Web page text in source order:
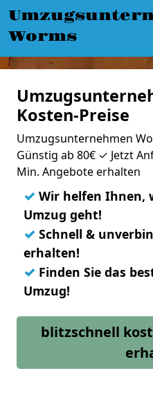
Worms
Kosten-Preise
Umzugsunternehmen
Günstig ab 80€ ✓ Jetzt
Min. Angebote erhalten
✓ Wir helfen Ihnen,
Umzug geht!
✓ Schnell &
erhalten!
✓ Finden Sie das
Umzug!
blitzschnell